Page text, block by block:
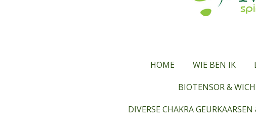
HOME WIE BEN IK
BIOTENSOR &
DIVERSE CHAKRA